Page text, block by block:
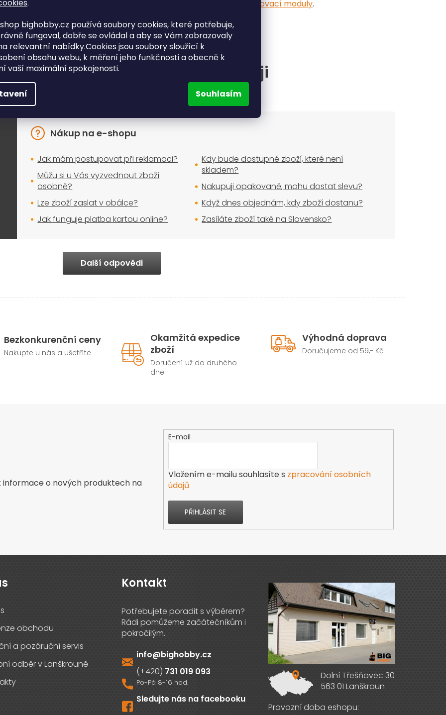
.
bighobby.cz používá soubory cookies, které potřebuje,
fungoval, dobře se ovládal a aby se Vám zobrazovaly
relevantní nabídky.Cookies jsou soubory sloužící k
obsahu webu, k měření jeho funkčnosti a obecně k
vaší maximální spokojenosti.
Souhlasím
,RC motory zapalovací moduly.
které řešíte při nákupu nejčastěji
Nákup na e-shopu
Jak mám postupovat při reklamaci?
Můžu si u Vás vyzvednout zboží
osobně?
Lze zboží zaslat v obálce?
Jak funguje platba kartou online?
Kdy bude dostupné zboží, které není
skladem?
Nakupuji opakovaně, mohu dostat slevu?
Když dnes objednám, kdy zboží dostanu?
Zasíláte zboží také na Slovensko?
Další odpovědi
Bezkonkurenční ceny
Nakupte u nás a ušetříte
Okamžitá expedice
zboží
Doručení už do druhého
dne
Výhodná doprava
Doručujeme od 59,- Kč
o nových produktech na
E-mail
Vložením e-mailu souhlasíte s zpracování osobních
údajů
PŘIHLÁSIT SE
obchodu
a pozáruční servis
odběr v Lanškrouně
Kontakt
info@bighobby.cz
731 019 093
Sledujte nás na facebooku
Dolní Třešňovec 30
563 01 Lanškroun
Provozní doba eshopu: